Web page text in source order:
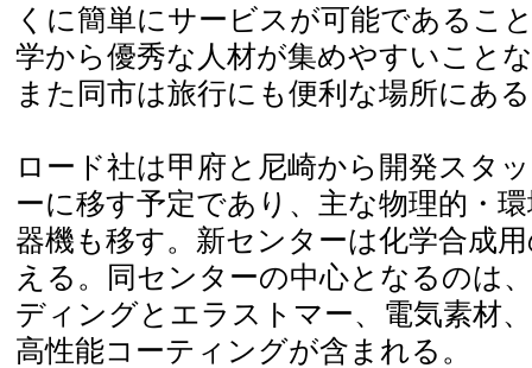
くに簡単にサービスが可能であるこ
学から優秀な人材が集めやすいこと
また同市は旅行にも便利な場所にあ
ロード社は甲府と尼崎から開発スタ
ーに移す予定であり、主な物理的・
器機も移す。新センターは化学合成
える。同センターの中心となるのは
ディングとエラストマー、電気素材
高性能コーティングが含まれる。